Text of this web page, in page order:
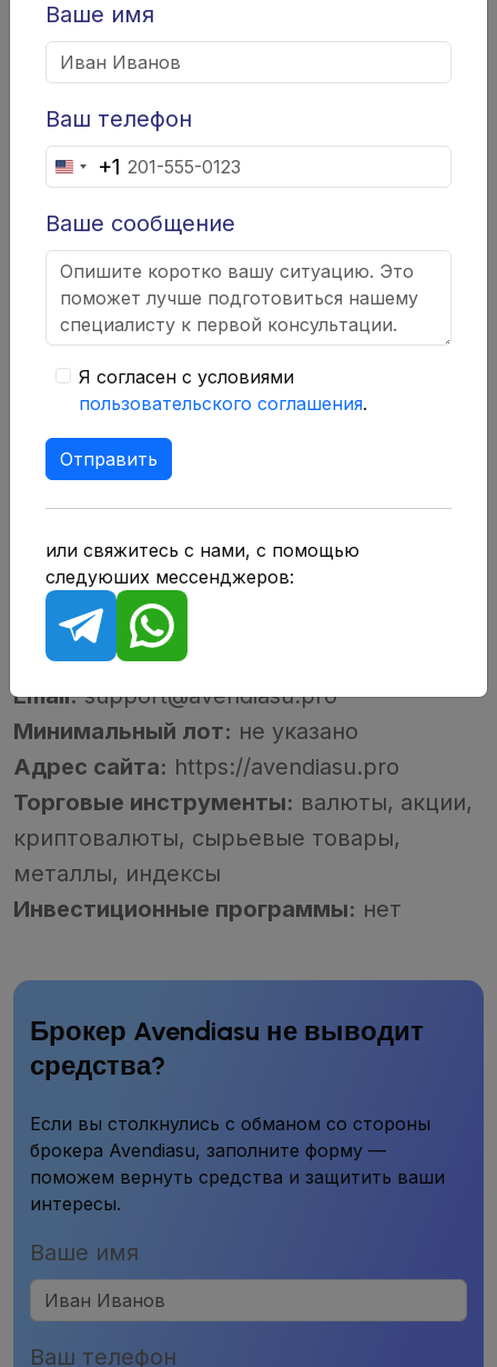
Сводка по компании
"Avendiasu"
Телефон: +44 151 990 6215
Год основания: 2017
Страна: Великобритания
Регулятор: DFSA, FCA, CySEC, ASIC
Город: Sheffield
Типы счетов: Beginner, Standart, Master
Адрес: 441 Ecclesall Rd, Broomhall,
Sheffield S11 8PN
Минимальный депозит:
Email: support@avendiasu.pro
Минимальный лот: не указано
Адрес сайта: https://avendiasu.pro
Торговые инструменты: валюты, акции,
криптовалюты, сырьевые товары,
металлы, индексы
Инвестиционные программы: нет
Брокер Avendiasu не выводит
средства?
Если вы столкнулись с обманом со стороны
брокера Avendiasu, заполните форму —
поможем вернуть средства и защитить ваши
интересы.
Ваше имя
Ваш телефон
Ваше имя
Ваш телефон
United
States
+1
+1
Ваше сообщение
Я согласен с условиями
пользовательского соглашения.
Отправить
или свяжитесь с нами, с помощью
следуюших мессенджеров: